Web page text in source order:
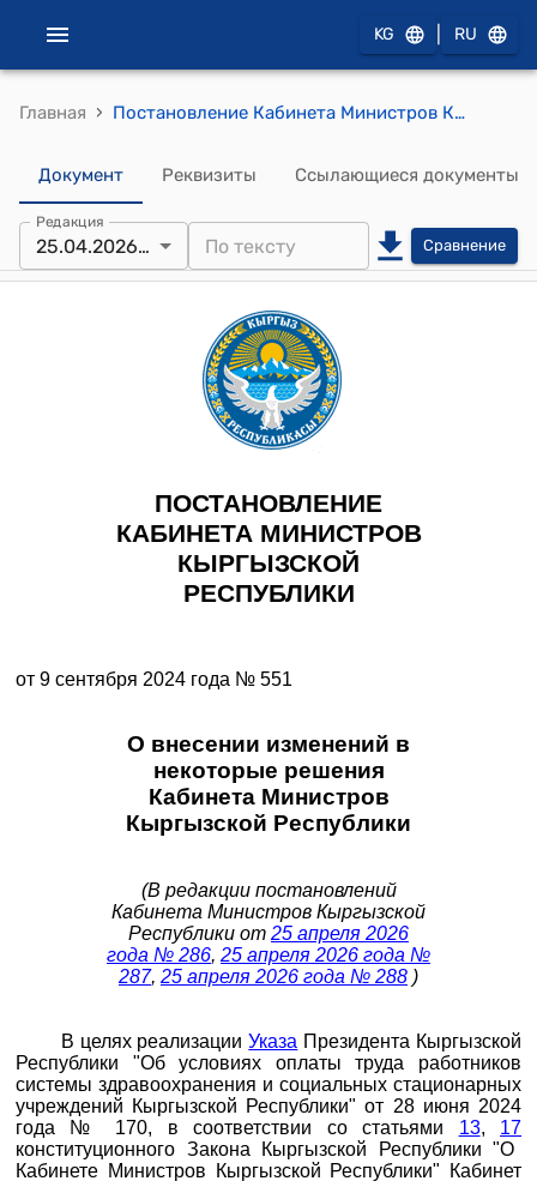
KG RU
Главная › Постановление Кабинета Министров КР от 9 сентября 2024 года № 551 "О внесении изменений в некоторые решения Кабинета Министров КР"
Документ Реквизиты Ссылающиеся документы
Редакция
25.04.2026 № 288 Сравнение